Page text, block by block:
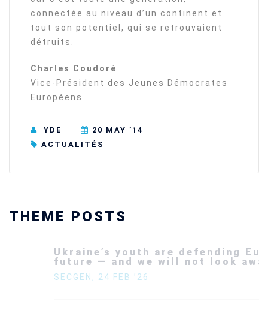
connectée au niveau d’un continent et
tout son potentiel, qui se retrouvaient
détruits.
Charles Coudoré
Vice-Président des Jeunes Démocrates
Européens
YDE
20 MAY ’14
ACTUALITÉS
THEME POSTS
Ukraine’s youth are defending Europe’s
future — and we will not look away
24 FEB ’26